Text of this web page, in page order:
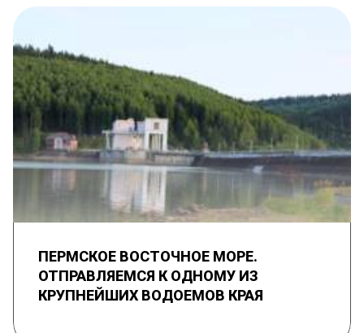
ПЕРМСКОЕ ВОСТОЧНОЕ МОРЕ.
ОТПРАВЛЯЕМСЯ К ОДНОМУ ИЗ
КРУПНЕЙШИХ ВОДОЕМОВ КРАЯ